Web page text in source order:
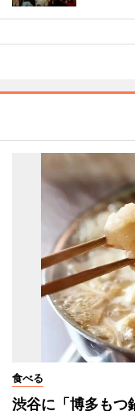
食べる
渋谷に「博多も